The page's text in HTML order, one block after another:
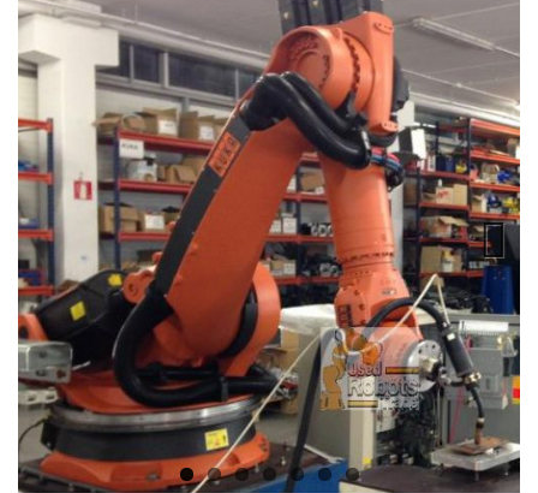
Previous Next